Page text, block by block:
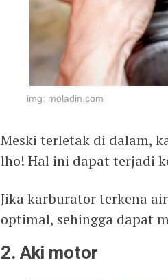
img: moladin.com
Meski terletak di dalam,
lho! Hal ini dapat terjadi
Jika karburator terkena
optimal, sehingga dapat
2. Aki motor